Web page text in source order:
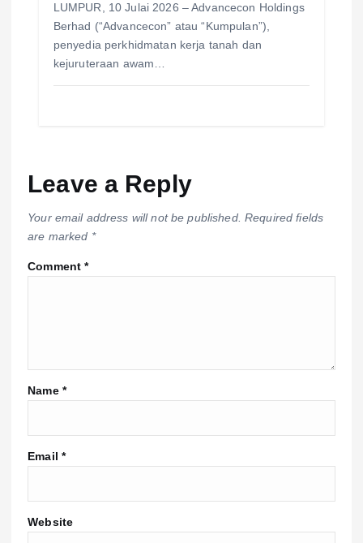
LUMPUR, 10 Julai 2026 – Advancecon Holdings
Berhad (“Advancecon” atau “Kumpulan”),
penyedia perkhidmatan kerja tanah dan
kejuruteraan awam…
Leave a Reply
Your email address will not be published. Required fields
are marked *
Comment*
Name *
Email *
Website